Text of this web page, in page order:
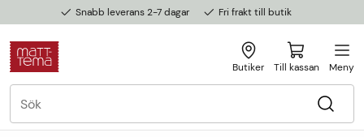
Snabb leverans 2-7 dagar Fri frakt till butik
Butiker Till kassan Meny